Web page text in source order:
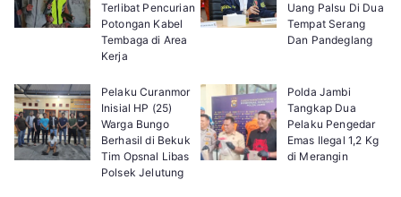
Terlibat Pencurian
Potongan Kabel
Tembaga di Area
Kerja
Uang Palsu Di Dua
Tempat Serang
Dan Pandeglang
Pelaku Curanmor
Inisial HP (25)
Warga Bungo
Berhasil di Bekuk
Tim Opsnal Libas
Polsek Jelutung
Polda Jambi
Tangkap Dua
Pelaku Pengedar
Emas Ilegal 1,2 Kg
di Merangin